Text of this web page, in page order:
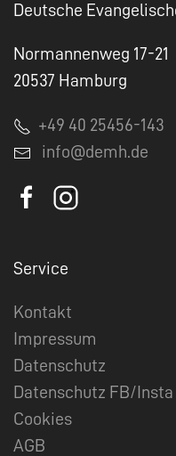
Deutsche
Normannenweg 17-21
20537 Hamburg
+49 40 25456-143
info@demh.de
Service
Kontakt
Impressum
Datenschutz
Datenschutz FB/Insta
Cookies
AGB